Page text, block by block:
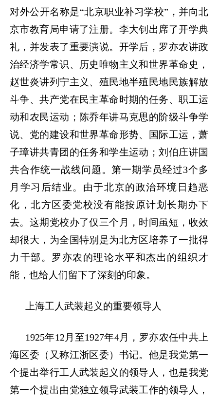
对外公开名称是“北京职业补习学校” ，并向北
京市教育局申请了注册。李大钊出席了开学典
礼，并发表了重要演说。开学后，罗亦农讲政
治经济学常识、历史唯物主义和世界革命史，
赵世炎讲列宁主义、殖民地半殖民地民族解放
斗争、共产党在民主革命时期的任务、职工运
动和农民运动；陈乔年讲马克思的阶级斗争学
说、党的建设和世界革命形势、国际工运，萧
子璋讲共青团的任务和学生运动；刘伯庄讲国
共合作统一战线问题。第一期学员经过3个多
月学习后结业。由于北京的政治环境日趋恶
化，北方区委党校没有能按原计划长期办下
去。这期党校办了仅三个月，时间虽短，收效
却很大，为全国特别是为北方区培养了一批得
力干部。罗亦农的理论水平和杰出的组织才
能，也给人们留下了深刻的印象。
上海工人武装起义的重要领导人
1925年12 月至1927年4月，罗亦农任中共上
海区委（又称江浙区委）书记。他是我党第一
个提出举行工人武装起义的领导人，也是我党
第一个提出由党独立领导武装工作的领导人，